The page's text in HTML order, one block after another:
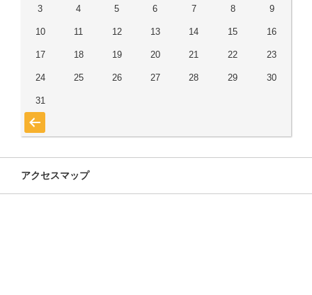
3 4 5 6 7 8 9
10 11 12 13 14 15 16
17 18 19 20 21 22 23
24 25 26 27 28 29 30
31
« 7月
アクセスマップ